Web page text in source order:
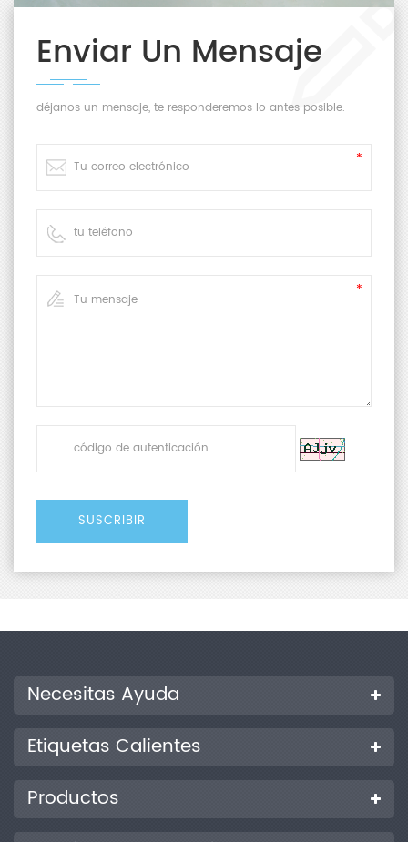
Enviar Un Mensaje
déjanos un mensaje, te responderemos lo antes posible.
Necesitas Ayuda
Etiquetas Calientes
Productos